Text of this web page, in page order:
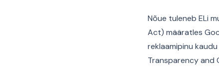
Nõue tuleneb ELi
Act) määratles
reklaamipinu
Transparency and